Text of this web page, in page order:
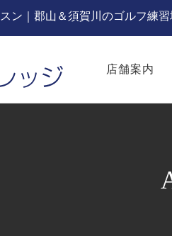
ン｜郡山＆須賀川のゴルフ練
店舗案内